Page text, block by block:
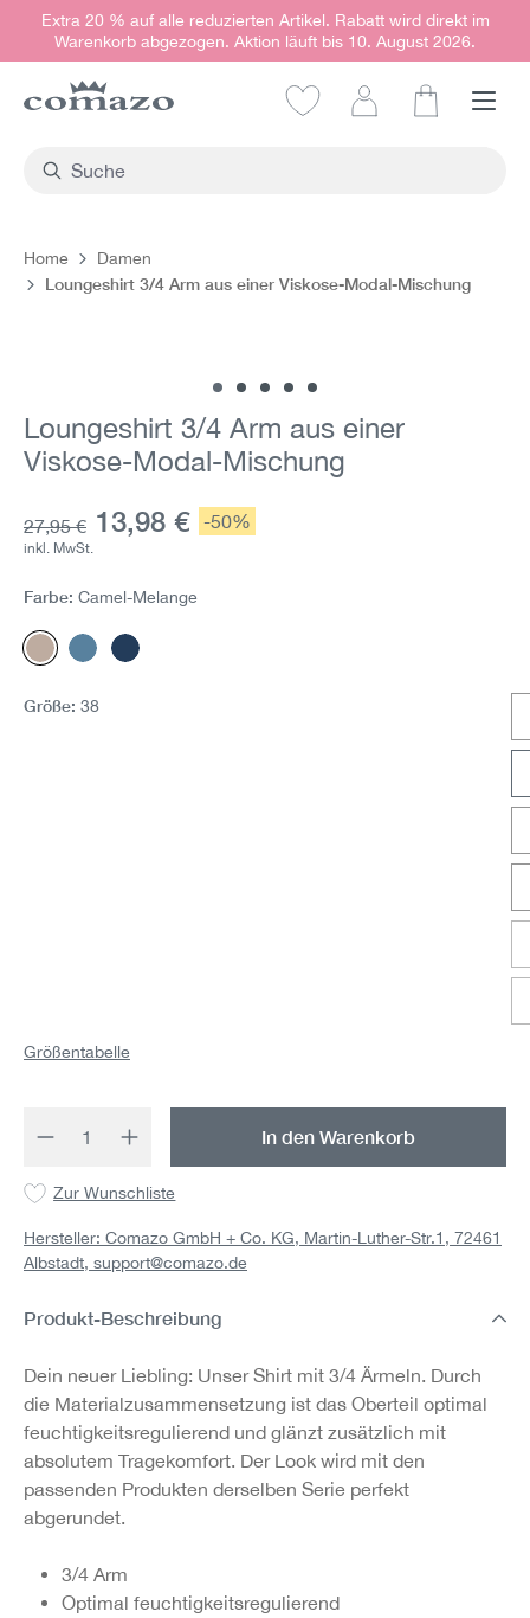
springen
Extra 20 % auf alle reduzierten Artikel. Rabatt wird direkt im
Warenkorb abgezogen. Aktion läuft bis 10. August 2026.
Home Damen
Loungeshirt 3/4 Arm aus einer Viskose-Modal-Mischung
Loungeshirt 3/4 Arm aus einer
Viskose-Modal-Mischung
Grundpreis:
27,95 € Aktueller Preis:
13,98 € Rabatt:
-50%
inkl. MwSt.
Farbe: Camel-Melange
Camel-Melange
MittelblauMarine-Melange
Größe: 38
Größentabelle
Produkt Anzahl: Gib den gewünschten
In den Warenkorb
Zur Wunschliste
Hersteller: Comazo GmbH + Co. KG, Martin-Luther-Str.1, 72461
Albstadt, support@comazo.de
Produkt-Beschreibung
Dein neuer Liebling: Unser Shirt mit 3/4 Ärmeln. Durch
die Materialzusammensetzung ist das Oberteil optimal
feuchtigkeitsregulierend und glänzt zusätzlich mit
absolutem Tragekomfort. Der Look wird mit den
passenden Produkten derselben Serie perfekt
abgerundet.
3/4 Arm
Optimal feuchtigkeitsregulierend